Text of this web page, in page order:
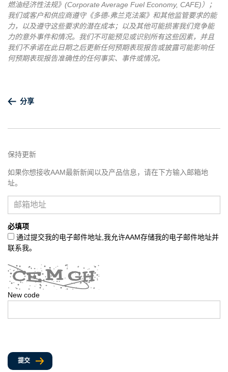
燃油经济性法规》(Corporate Average Fuel Economy, CAFE)）；
我们或客户和供应商遵守《多德-弗兰克法案》和其他监管要求的能
力，以及遵守这些要求的潜在成本；以及其他可能损害我们竞争能
力的意外事件和情况。我们不可能预见或识别所有这些因素，并且
我们不承诺在此日期之后更新任何预期表现报告或披露可能影响任
何预期表现报告准确性的任何事实、事件或情况。
分享
保持更新
如果你想接收AAM最新新闻以及产品信息，请在下方输入邮箱地
址。
必填项
通过提交我的电子邮件地址,我允许AAM存储我的电子邮件地址并
联系我。
New code
提交